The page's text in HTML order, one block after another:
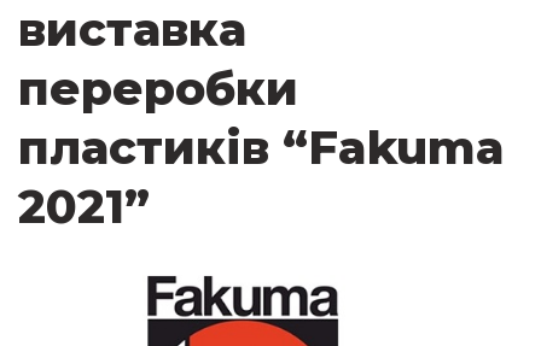
виставка
переробки
пластиків “Fakuma
2021”